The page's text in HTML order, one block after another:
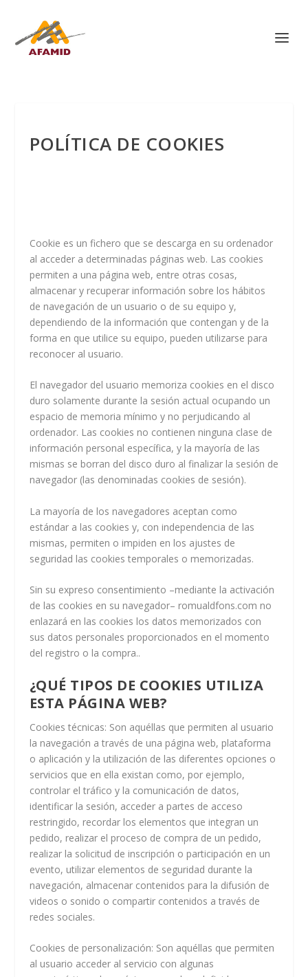
POLÍTICA DE COOKIES
Cookie es un fichero que se descarga en su ordenador
al acceder a determinadas páginas web. Las cookies
permiten a una página web, entre otras cosas,
almacenar y recuperar información sobre los hábitos
de navegación de un usuario o de su equipo y,
dependiendo de la información que contengan y de la
forma en que utilice su equipo, pueden utilizarse para
reconocer al usuario.
El navegador del usuario memoriza cookies en el disco
duro solamente durante la sesión actual ocupando un
espacio de memoria mínimo y no perjudicando al
ordenador. Las cookies no contienen ninguna clase de
información personal específica, y la mayoría de las
mismas se borran del disco duro al finalizar la sesión de
navegador (las denominadas cookies de sesión).
La mayoría de los navegadores aceptan como
estándar a las cookies y, con independencia de las
mismas, permiten o impiden en los ajustes de
seguridad las cookies temporales o memorizadas.
Sin su expreso consentimiento –mediante la activación
de las cookies en su navegador– romualdfons.com no
enlazará en las cookies los datos memorizados con
sus datos personales proporcionados en el momento
del registro o la compra..
¿QUÉ TIPOS DE COOKIES UTILIZA
ESTA PÁGINA WEB?
Cookies técnicas: Son aquéllas que permiten al usuario
la navegación a través de una página web, plataforma
o aplicación y la utilización de las diferentes opciones o
servicios que en ella existan como, por ejemplo,
controlar el tráfico y la comunicación de datos,
identificar la sesión, acceder a partes de acceso
restringido, recordar los elementos que integran un
pedido, realizar el proceso de compra de un pedido,
realizar la solicitud de inscripción o participación en un
evento, utilizar elementos de seguridad durante la
navegación, almacenar contenidos para la difusión de
videos o sonido o compartir contenidos a través de
redes sociales.
Cookies de personalización: Son aquéllas que permiten
al usuario acceder al servicio con algunas